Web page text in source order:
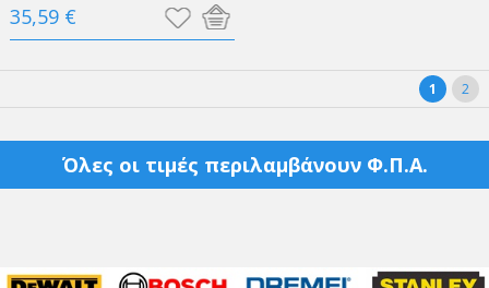
35,59 €
1 2
Όλες οι τιμές περιλαμβάνουν Φ.Π.Α.